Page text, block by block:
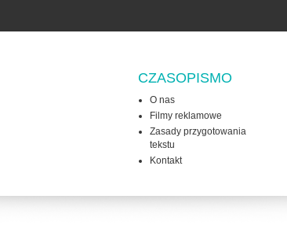
CZASOPISMO
O nas
Filmy reklamowe
Zasady przygotowania
tekstu
Kontakt